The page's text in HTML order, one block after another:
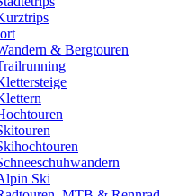
& Bergtouren
Ski